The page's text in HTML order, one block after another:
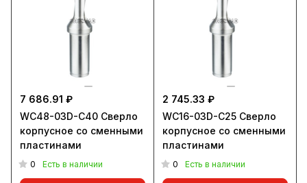
7 686.91 ₽
WC48-03D-C40 Сверло
корпусное со сменными
пластинами
0 Есть в наличии
2 745.33 ₽
WC16-03D-C25 Сверло
корпусное со сменными
пластинами
0 Есть в наличии